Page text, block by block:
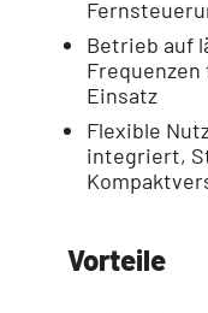
Betrieb auf
Einsatz
Flexible
integriert,
Vorteile